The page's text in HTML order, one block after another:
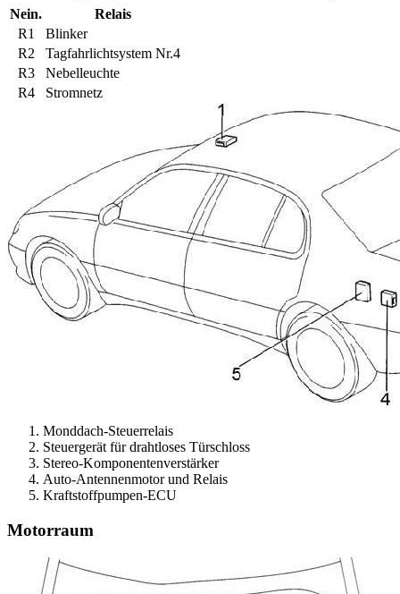
Nein.
Relais
R1
Blinker
R2
Tagfahrlichtsystem Nr.4
R3
Nebelleuchte
R4
Stromnetz
Monddach-Steuerrelais
Steuergerät für drahtloses Türschloss
Stereo-Komponentenverstärker
Auto-Antennenmotor und Relais
Kraftstoffpumpen-ECU
Motorraum